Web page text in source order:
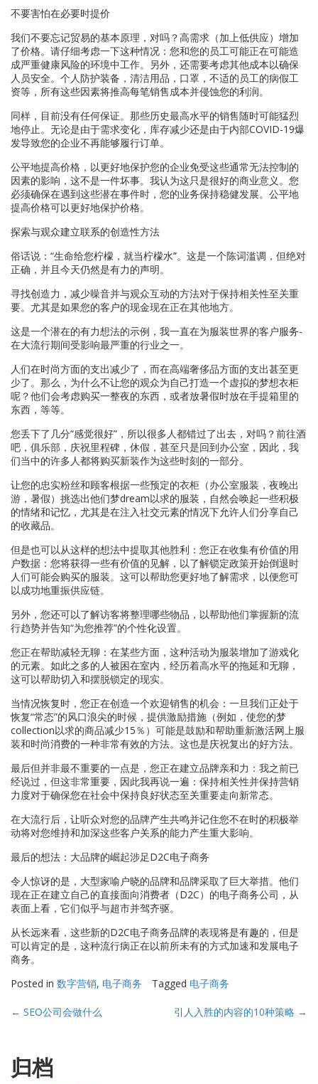
不要害怕在必要时提价
我们不要忘记贸易的基本原理，对吗？高需求（加上低供应）增加
了价格。请仔细考虑一下这种情况：您和您的员工可能正在可能造
成严重健康风险的环境中工作。另外，还需要考虑其他成本以确保
人员安全。个人防护装备，清洁用品，口罩，不适的员工的病假工
资等，所有这些因素将推高每笔销售成本并侵蚀您的利润。
同样，目前没有任何保证。那些历史最高水平的销售随时可能猛烈
地停止。无论是由于需求变化，库存减少还是由于内部COVID-19爆
发导致您的企业不再能够履行订单。
公平地提高价格，以更好地保护您的企业免受这些通常无法控制的
因素的影响，这不是一件坏事。我认为这只是很好的商业意义。您
必须确保在遇到这些潜在事件时，您的业务保持稳健发展。公平地
提高价格可以更好地保护价格。
探索与观众建立联系的创造性方法
俗话说：“生命给您柠檬，就当柠檬水”。这是一个陈词滥调，但绝对
正确，并且今天仍然是有力的声明。
寻找创造力，减少噪音并与观众互动的方法对于保持相关性至关重
要。尤其是如果您的客户的现金现在正在其他地方。
这是一个潜在的有力想法的示例，我一直在为服装世界的客户服务-
在大流行期间受影响最严重的行业之一。
人们在时尚方面的支出减少了，而在高端奢侈品方面的支出甚至更
少了。那么，为什么不让您的观众为自己打造一个虚拟的梦想衣柜
呢？他们会考虑购买一整夜的东西，或者放暑假时放在手提箱里的
东西，等等。
您丢下了几分“感觉很好”，所以很多人都错过了出去，对吗？前往酒
吧，俱乐部，庆祝里程碑，休假，甚至只是回到办公室，因此，我
们当中的许多人都将购买新装作为这些时刻的一部分。
让您的忠实粉丝和顾客根据一些预定的衣柜（办公室服装，夜晚出
游，暑假）挑选出他们梦dream以求的服装，自然会唤起一些积极
的情绪和记忆，尤其是在注入社交元素的情况下允许人们分享自己
的收藏品。
但是也可以从这样的想法中提取其他胜利：您正在收集有价值的用
户数据：您将获得一些有价值的见解，以了解锁定政策开始倒退时
人们可能会购买的服装。这可以帮助您更好地了解需求，以便您可
以成功地重振供应链。
另外，您还可以了解访客将整理哪些物品，以帮助他们掌握新的流
行趋势并告知“为您推荐”的个性化设置。
您正在帮助减轻无聊：在某些方面，这种活动为服装增加了游戏化
的元素。如此之多的人被困在室内，经历着高水平的拖延和无聊，
这可以帮助切入和摆脱锁定的现实。
当情况恢复时，您正在创造一个欢迎销售的机会：一旦我们正处于
恢复“常态”的风口浪尖的时候，提供激励措施（例如，使您的梦
collection以求的商品减少15％）可能是鼓励和帮助重新激活网上服
装和时尚消费的一种非常有效的方法。这也是庆祝复出的好方法。
最后但并非最不重要的一点是，您正在建立品牌亲和力：我之前已
经说过，但这非常重要，因此我再说一遍：保持相关性并保持营销
力度对于确保您在社会中保持良好状态至关重要走向新常态。
在大流行后，让听众对您的品牌产生共鸣并记住您不在时的积极举
动将对您维持和加深这些客户关系的能力产生重大影响。
最后的想法：大品牌的崛起涉足D2C电子商务
令人惊讶的是，大型家喻户晓的品牌和品牌采取了巨大举措。他们
现在正在建立自己的直接面向消费者（D2C）的电子商务公司，从
表面上看，它们似乎与超市并驾齐驱。
从长远来看，这些新的D2C电子商务品牌的表现将是有趣的，但是
可以肯定的是，这种流行病正在以前所未有的方式加速和发展电子
商务。
Posted in 数字营销, 电子商务 Tagged 电子商务
Post
← SEO公司会做什么 引人入胜的内容的10种策略 →
归档